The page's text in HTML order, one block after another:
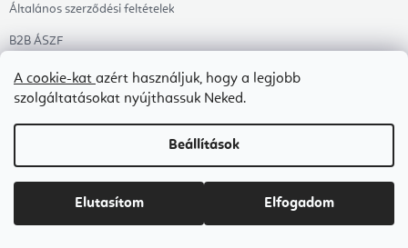
A cookie-kat azért használjuk, hogy a legjobb
szolgáltatásokat nyújthassuk Neked.
Beállítások
Elutasítom Elfogadom
Általános szerződési feltételek
B2B ÁSZF
Ingyenes kézbesítés
Tanácsadás
Megrendelés állapota
Kategóriák Témák Témák